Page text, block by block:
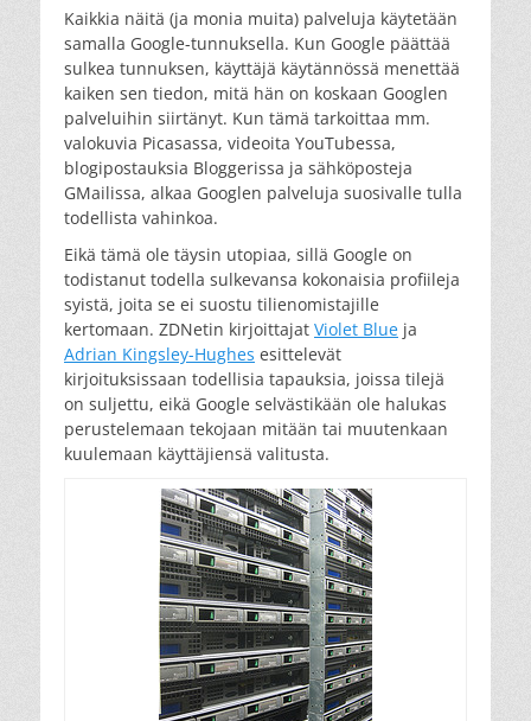
Kaikkia näitä (ja monia muita) palveluja käytetään
samalla Google-tunnuksella. Kun Google päättää
sulkea tunnuksen, käyttäjä käytännössä menettää
kaiken sen tiedon, mitä hän on koskaan Googlen
palveluihin siirtänyt. Kun tämä tarkoittaa mm.
valokuvia Picasassa, videoita YouTubessa,
blogipostauksia Bloggerissa ja sähköposteja
GMailissa, alkaa Googlen palveluja suosivalle tulla
todellista vahinkoa.
Eikä tämä ole täysin utopiaa, sillä Google on
todistanut todella sulkevansa kokonaisia profiileja
syistä, joita se ei suostu tilienomistajille
kertomaan. ZDNetin kirjoittajat Violet Blue ja
Adrian Kingsley-Hughes esittelevät
kirjoituksissaan todellisia tapauksia, joissa tilejä
on suljettu, eikä Google selvästikään ole halukas
perustelemaan tekojaan mitään tai muutenkaan
kuulemaan käyttäjiensä valitusta.